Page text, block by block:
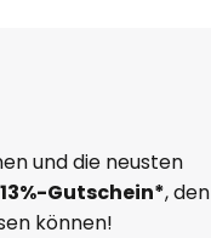
und die neusten
13%-Gutschein*, den
können!